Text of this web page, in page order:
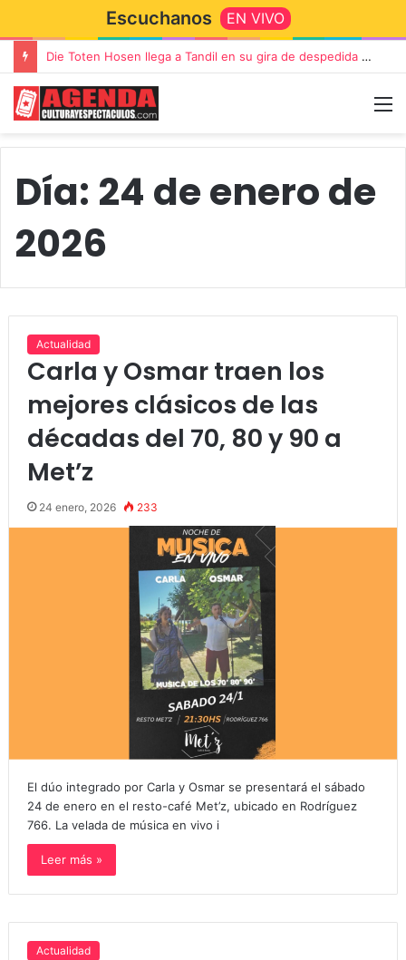
Escuchanos EN VIVO
“TIRRIA” llega a Tandil con un elenco de lujo encabezado por Capusotto, Spregelburd y Stefani
Día: 24 de enero de
2026
Actualidad
Carla y Osmar traen los
mejores clásicos de las
décadas del 70, 80 y 90 a
Met’z
24 enero, 2026 233
El dúo integrado por Carla y Osmar se presentará el sábado
24 de enero en el resto-café Met’z, ubicado en Rodríguez
766. La velada de música en vivo i
Leer más »
Actualidad